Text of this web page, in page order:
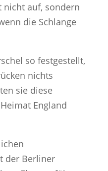
nicht auf, sondern
die Schlange
so festgestellt,
nichts
sie diese
England
der Berliner